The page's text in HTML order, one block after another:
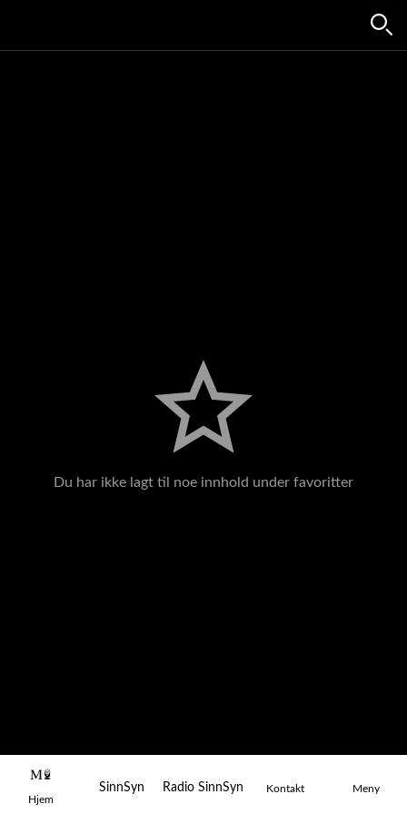
star_border
Du har ikke lagt til noe innhold under favoritter
Hjem
SinnSyn Radio SinnSyn Kontakt Meny